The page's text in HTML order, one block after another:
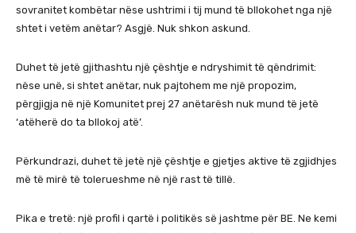
sovranitet kombëtar nëse ushtrimi i tij mund të bllokohet nga një
shtet i vetëm anëtar? Asgjë. Nuk shkon askund.
Duhet të jetë gjithashtu një çështje e ndryshimit të qëndrimit:
nëse unë, si shtet anëtar, nuk pajtohem me një propozim,
përgjigja në një Komunitet prej 27 anëtarësh nuk mund të jetë
‘atëherë do ta bllokoj atë’.
Përkundrazi, duhet të jetë një çështje e gjetjes aktive të zgjidhjes
më të mirë të tolerueshme në një rast të tillë.
Pika e tretë: një profil i qartë i politikës së jashtme për BE. Ne kemi